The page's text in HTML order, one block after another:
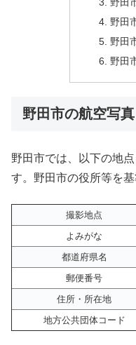
野田
野田
野田
野田市の航空写
野田市では、以下の地
す。野田市の役所等を
撮影地点
よみがな
都道府県名
郵便番号
住所・所在地
地方公共団体コード